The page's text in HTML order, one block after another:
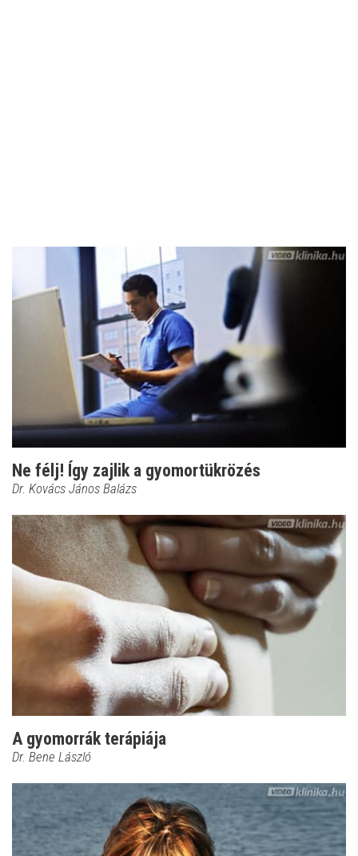
Ne félj! Így zajlik a gyomortükrözés
Dr. Kovács János Balázs
A gyomorrák terápiája
Dr. Bene László